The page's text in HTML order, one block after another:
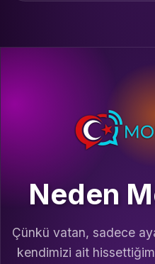
Neden
Çünkü vatan, sadece
kendimizi ait